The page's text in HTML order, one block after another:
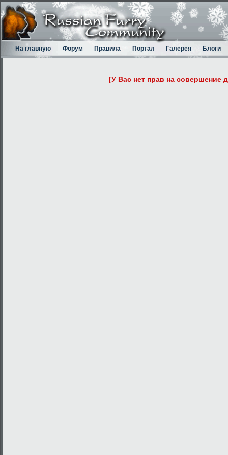
На главную Форум Правила Портал Галерея Блоги
[У Вас нет прав на совершение